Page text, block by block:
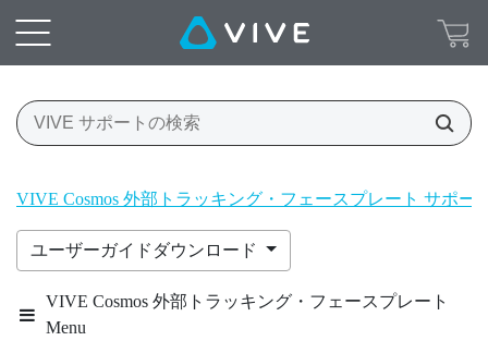
VIVE Cosmos 外部トラッキング・フェースプレート サポー
ユーザーガイドダウンロード
VIVE Cosmos 外部トラッキング・フェースプレート
Menu